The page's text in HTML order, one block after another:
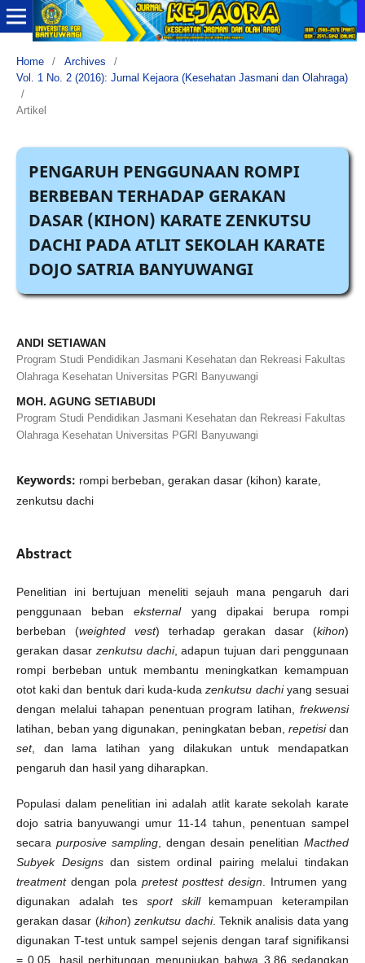
Home / Archives
/
Vol. 1 No. 2 (2016): Jurnal Kejaora (Kesehatan Jasmani dan Olahraga)
/
Artikel
PENGARUH PENGGUNAAN ROMPI
BERBEBAN TERHADAP GERAKAN
DASAR (KIHON) KARATE ZENKUTSU
DACHI PADA ATLIT SEKOLAH KARATE
DOJO SATRIA BANYUWANGI
ANDI SETIAWAN
Program Studi Pendidikan Jasmani Kesehatan dan Rekreasi Fakultas
Olahraga Kesehatan Universitas PGRI Banyuwangi
MOH. AGUNG SETIABUDI
Program Studi Pendidikan Jasmani Kesehatan dan Rekreasi Fakultas
Olahraga Kesehatan Universitas PGRI Banyuwangi
Keywords: rompi berbeban, gerakan dasar (kihon) karate,
zenkutsu dachi
Abstract
Penelitian ini bertujuan meneliti sejauh mana pengaruh dari
penggunaan beban eksternalyang dipakai berupa rompi
berbeban (weighted vest) terhadap gerakan dasar (kihon)
gerakan dasar zenkutsu dachi, adapun tujuan dari penggunaan
rompi berbeban untuk membantu meningkatkan kemampuan
otot kaki dan bentuk dari kuda-kudazenkutsu dachiyang sesuai
dengan melalui tahapan penentuan program latihan,frekwensi
latihan, beban yang digunakan, peningkatan beban, repetisidan
set, dan lama latihan yang dilakukan untuk mendapatkan
pengaruh dan hasil yang diharapkan.
Populasi dalam penelitian ini adalah atlit karate sekolah karate
dojo satria banyuwangi umur 11-14 tahun, penentuan sampel
secara purposive sampling , dengan desain penelitianMacthed
Subyek Designsdan sistem ordinal pairing melalui tindakan
treatmentdengan pola pretest posttest design . Intrumen yang
digunakan adalah tes sport skillkemampuan keterampilan
gerakan dasar (kihon)zenkutsu dachi. Teknik analisis data yang
digunakan T-test untuk sampel sejenis dengan taraf signifikansi
= 0,05, hasil perhitungan menunjukan bahwa 3,86 sedangkan